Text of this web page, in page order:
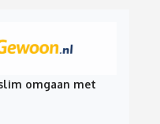
omgaan met